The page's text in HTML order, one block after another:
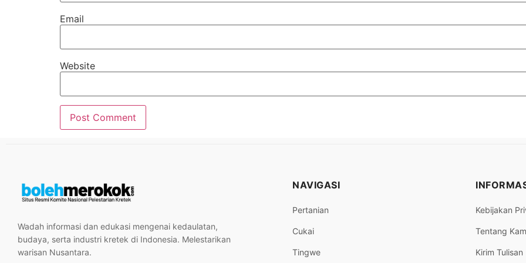
Email
Website
Wadah informasi dan edukasi mengenai kedaulatan,
budaya, serta industri kretek di Indonesia. Melestarikan
warisan Nusantara.
NAVIGASI
Pertanian
Cukai
Tingwe
Kebijakan
Tentang
Kirim Tulisan